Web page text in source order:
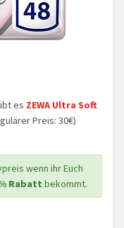
es ZEWA Ultra Soft
Preis: 30€)
wenn ihr Euch
Rabatt bekommt.